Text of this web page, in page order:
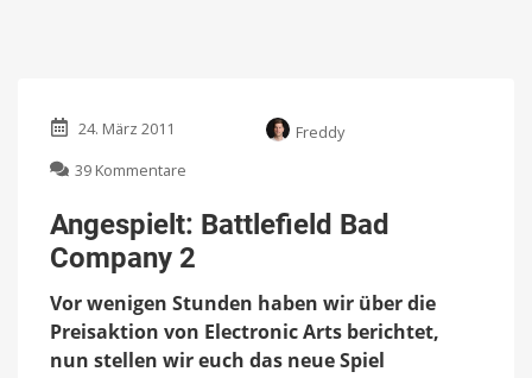
24. März 2011
Freddy
39 Kommentare
Battlefield
Bad
Company
Angespielt: Battlefield Bad
Company 2
Vor wenigen Stunden haben wir über die
Preisaktion von Electronic Arts berichtet,
nun stellen wir euch das neue Spiel